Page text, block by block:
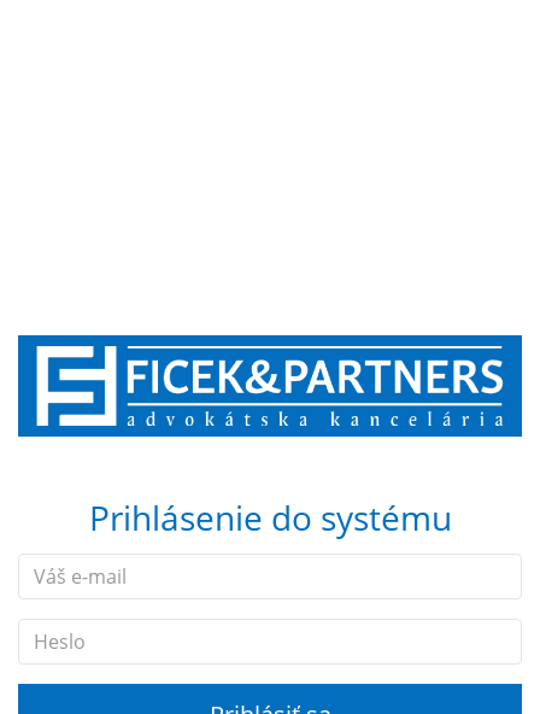
Prihlásenie do systému